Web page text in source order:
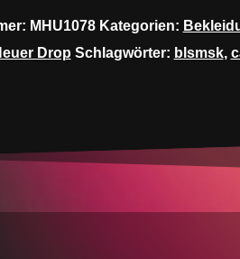
MHU1078 Kategorien:
Drop Schlagwörter: blsmsk,